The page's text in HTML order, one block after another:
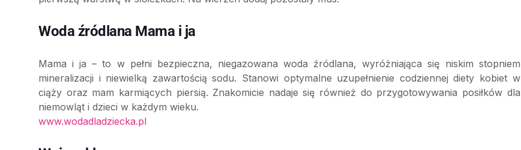
Woda źródlana Mama i ja
Mama i ja – to w pełni bezpieczna, niegazowana woda źródlana, wyróżniająca się niskim stopniem
mineralizacji i niewielką zawartością sodu. Stanowi optymalne uzupełnienie codziennej diety kobiet w
ciąży oraz mam karmiących piersią. Znakomicie nadaje się również do przygotowywania posiłków dla
niemowląt i dzieci w każdym wieku.
www.wodadladziecka.pl